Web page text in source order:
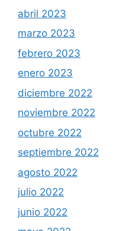
abril 2023
marzo 2023
febrero 2023
enero 2023
diciembre 2022
noviembre 2022
octubre 2022
septiembre 2022
agosto 2022
julio 2022
junio 2022